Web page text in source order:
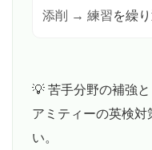
添削 → 練習を繰
💡 苦手分野の補強と
アミティーの英検対
い。